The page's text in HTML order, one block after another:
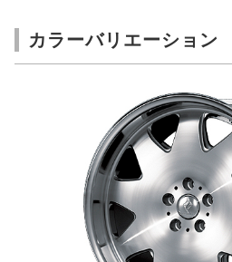
カラーバリエーション